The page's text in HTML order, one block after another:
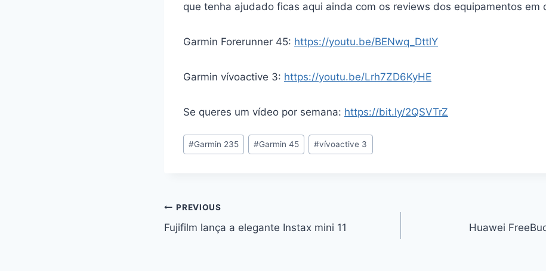
que tenha ajudado ficas aqui ainda com os reviews dos equipamentos em
Garmin Forerunner 45: https://youtu.be/BENwq_DttlY
Garmin vívoactive 3: https://youtu.be/Lrh7ZD6KyHE
Se queres um vídeo por semana: https://bit.ly/2QSVTrZ
Post
Tags:
#Garmin 235 #Garmin 45 #vívoactive 3
Navegação
de
PREVIOUS
Fujifilm lança a elegante Instax mini 11
Huawei